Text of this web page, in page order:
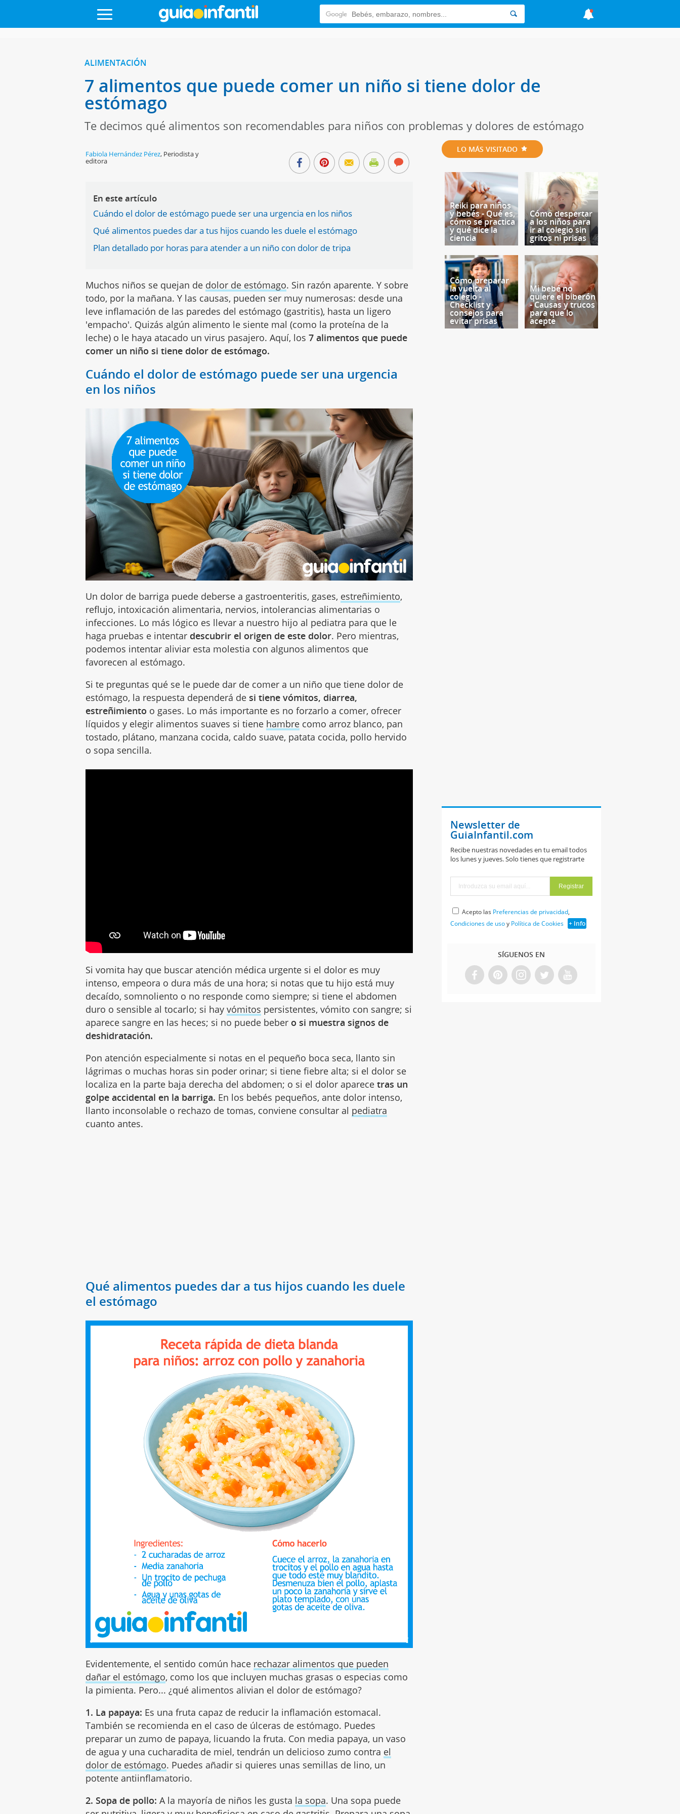
ALIMENTACIÓN
7 alimentos que puede comer un niño si tiene dolor de
estómago
Te decimos qué alimentos son recomendables para niños con problemas y dolores de estómago
Fabiola Hernández Pérez, Periodista y
editora
En este artículo
Cuándo el dolor de estómago puede ser una urgencia en los niños
Qué alimentos puedes dar a tus hijos cuando les duele el estómago
Plan detallado por horas para atender a un niño con dolor de tripa
Muchos niños se quejan de dolor de estómago. Sin razón aparente. Y sobre
todo, por la mañana. Y las causas, pueden ser muy numerosas: desde una
leve inflamación de las paredes del estómago (gastritis), hasta un ligero
'empacho'. Quizás algún alimento le siente mal (como la proteína de la
leche) o le haya atacado un virus pasajero. Aquí, los7 alimentos que puede
comer un niño si tiene dolor de estómago.
Cuándo el dolor de estómago puede ser una urgencia
en los niños
Un dolor de barriga puede deberse a gastroenteritis, gases, estreñimiento,
reflujo, intoxicación alimentaria, nervios, intolerancias alimentarias o
infecciones. Lo más lógico es llevar a nuestro hijo al pediatra para que le
haga pruebas e intentar descubrir el origen de este dolor. Pero mientras,
podemos intentar aliviar esta molestia con algunos alimentos que
favorecen al estómago.
Si te preguntas qué se le puede dar de comer a un niño que tiene dolor de
estómago, la respuesta dependerá desi tiene vómitos, diarrea,
estreñimiento o gases. Lo más importante es no forzarlo a comer, ofrecer
líquidos y elegir alimentos suaves si tiene hambre como arroz blanco, pan
tostado, plátano, manzana cocida, caldo suave, patata cocida, pollo hervido
o sopa sencilla.
Si vomita hay que buscar atención médica urgente si el dolor es muy
intenso, empeora o dura más de una hora; si notas que tu hijo está muy
decaído, somnoliento o no responde como siempre; si tiene el abdomen
duro o sensible al tocarlo; si hayvómitos persistentes, vómito con sangre; si
aparece sangre en las heces; si no puede beber o si muestra signos de
deshidratación.
Pon atención especialmente si notas en el pequeño boca seca, llanto sin
lágrimas o muchas horas sin poder orinar; si tiene fiebre alta; si el dolor se
localiza en la parte baja derecha del abdomen; o si el dolor aparecetras un
golpe accidental en la barriga. En los bebés pequeños, ante dolor intenso,
llanto inconsolable o rechazo de tomas, conviene consultar al pediatra
cuanto antes.
Qué alimentos puedes dar a tus hijos cuando les duele
el estómago
Evidentemente, el sentido común hace rechazar alimentos que pueden
dañar el estómago, como los que incluyen muchas grasas o especias como
la pimienta. Pero... ¿qué alimentos alivian el dolor de estómago?
1. La papaya: Es una fruta capaz de reducir la inflamación estomacal.
También se recomienda en el caso de úlceras de estómago. Puedes
preparar un zumo de papaya, licuando la fruta. Con media papaya, un vaso
de agua y una cucharadita de miel, tendrán un delicioso zumo contra el
dolor de estómago. Puedes añadir si quieres unas semillas de lino, un
potente antiinflamatorio.
2. Sopa de pollo: A la mayoría de niños les gusta la sopa. Una sopa puede
LO MÁS VISITADO
Reiki para niños
y bebés - Qué es,
cómo se practica
y qué dice la
ciencia
Cómo despertar
a los niños para
ir al colegio sin
gritos ni prisas
Cómo preparar
la vuelta al
colegio -
Checklist y
consejos para
evitar prisas
Mi bebé no
quiere el biberón
- Causas y trucos
para que lo
acepte
Newsletter de
GuiaInfantil.com
Recibe nuestras novedades en tu email todos
los lunes y jueves. Solo tienes que registrarte
Acepto las Preferencias de privacidad,
Condiciones de usoy Política de Cookies + Info
SÍGUENOS EN